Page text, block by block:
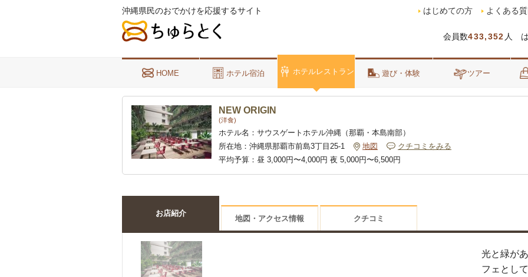
沖縄県民のおでかけを応援するサイト
会員数433,352 人
はじめての方 よくある
HOME ホテル宿泊 ホテルレストラン 遊び・体験 ツアー
NEW ORIGIN
(洋食)
ホテル名： サウスゲートホテル沖縄（那覇・本島南部）
所在地： 沖縄県那覇市前島3丁目25-1 地図
クチコミをみる
平均予算： 昼 3,000円〜4,000円 夜 5,000円〜6,500円
お店紹介
地図・アクセス情報 クチコミ
光と緑が
フェとし